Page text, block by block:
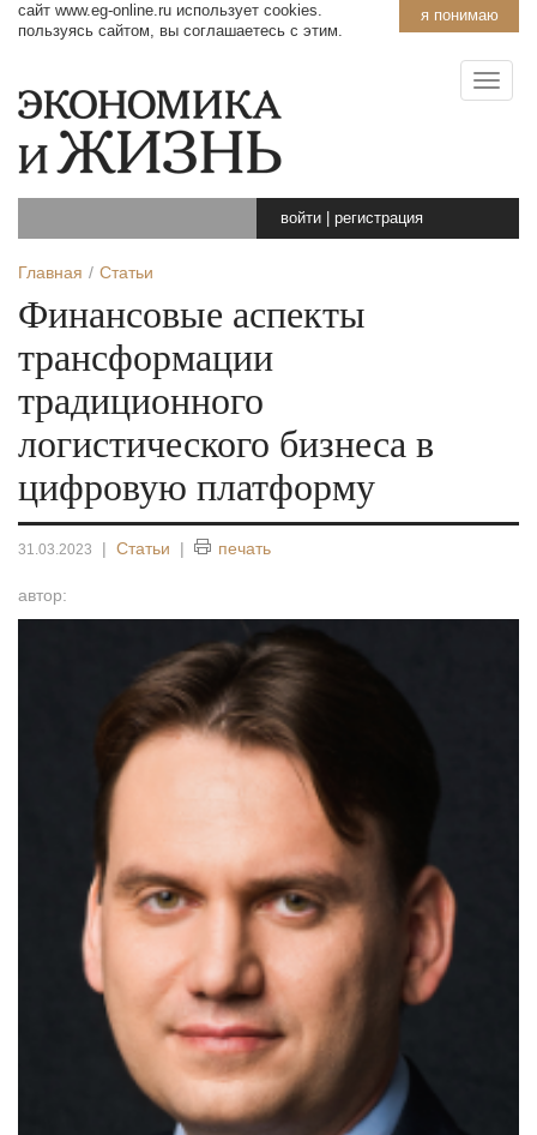
я понимаю
сайт www.eg-online.ru использует cookies.
пользуясь сайтом, вы соглашаетесь с этим.
войти регистрация
Главная Статьи
Финансовые аспекты
трансформации
традиционного
логистического бизнеса в
цифровую платформу
31.03.2023 | Статьи | печать
автор: